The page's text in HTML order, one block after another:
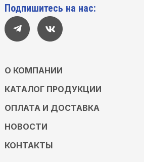
Подпишитесь на нас:
О КОМПАНИИ
КАТАЛОГ ПРОДУКЦИИ
ОПЛАТА И ДОСТАВКА
НОВОСТИ
КОНТАКТЫ